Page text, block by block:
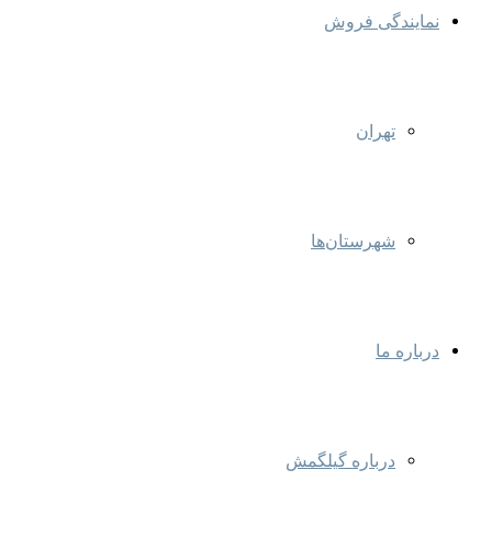
نمایندگی‌ فروش
تهران
شهرستان‌ها
درباره ما
درباره گیلگمش